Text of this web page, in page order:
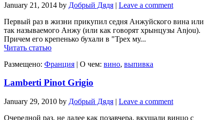
January 21, 2014 by Добрый Дядя | Leave a comment
Первый раз в жизни прикупил седня Анжуйского вина или
так называемого Анжу (или как говорят хрынцузы Anjou).
Причем его крепенько бухали в "Трех му...
Читать статью
Размещено: Франция | О чем: вино, выпивка
Lamberti Pinot Grigio
January 29, 2010 by Добрый Дядя | Leave a comment
Очередной раз, не далее как позавчера, вкушали винцо с